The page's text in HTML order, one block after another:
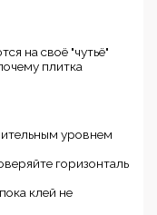
на своё "чутьё"
плитка
уровнем
горизонталь
клей не